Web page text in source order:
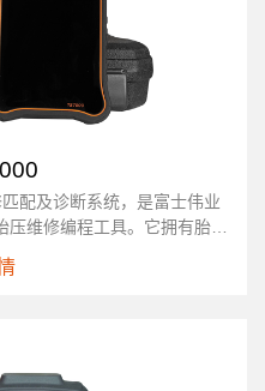
配及诊断系统，是富士伟业
维修编程工具。它拥有胎压